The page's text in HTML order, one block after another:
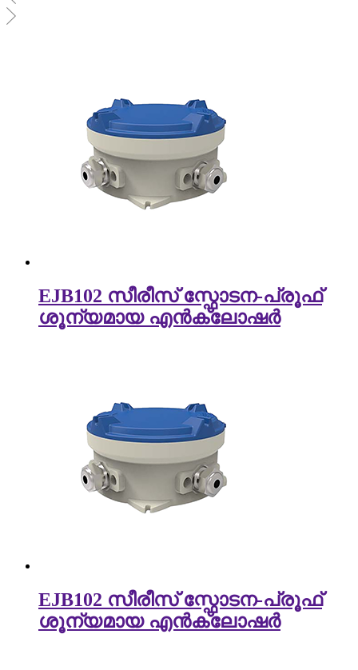
EJB102 സീരീസ് സ്ഫോടന-പ്രൂഫ്
ശൂന്യമായ എൻക്ലോഷർ
EJB102 സീരീസ് സ്ഫോടന-പ്രൂഫ്
ശൂന്യമായ എൻക്ലോഷർ